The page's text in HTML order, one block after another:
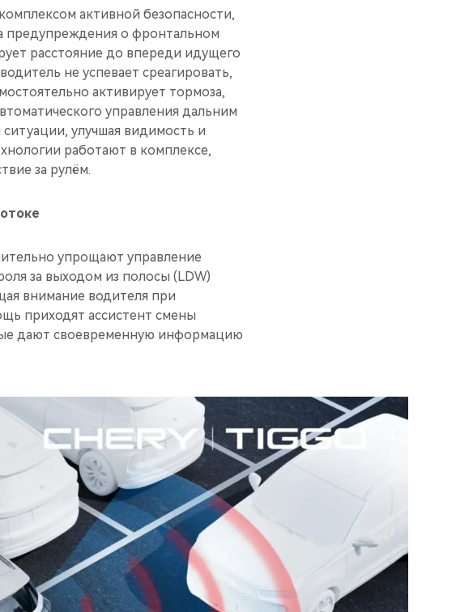
активной безопасности,
предупреждения о фронтальном
расстояние до впереди идущего
не успевает среагировать,
активирует тормоза,
управления дальним
улучшая видимость и
работают в комплексе,
за рулём.
упрощают управление
за выходом из полосы (LDW)
внимание водителя при
приходят ассистент смены
дают своевременную информацию